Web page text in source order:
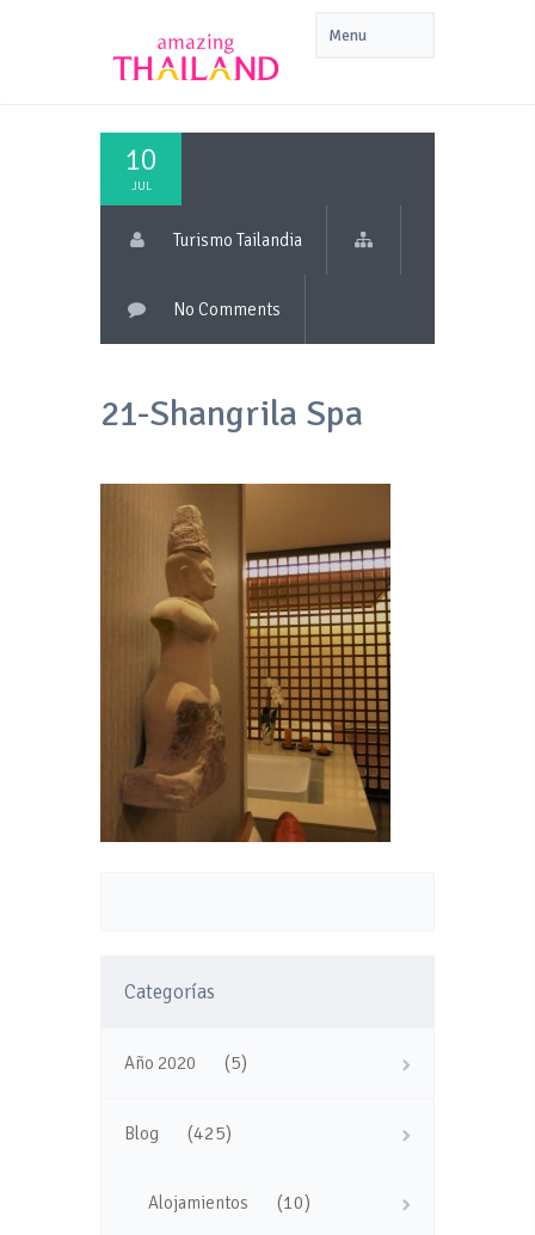
10
JUL
Turismo Tailandia
No Comments
21-Shangrila Spa
Categorías
Año 2020 (5)
Blog (425)
Alojamientos (10)